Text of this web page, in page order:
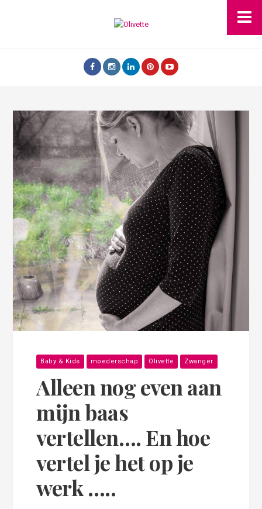
Baby & Kids moederschap Olivette Zwanger
Alleen nog even aan
mijn baas
vertellen…. En hoe
vertel je het op je
werk …..